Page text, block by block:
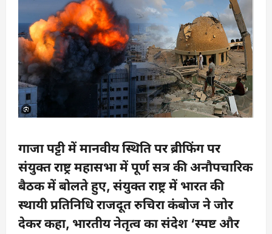
गाजा पट्टी में मानवीय स्थिति पर ब्रीफिंग पर
संयुक्त राष्ट्र महासभा में पूर्ण सत्र की अनौपचारिक
बैठक में बोलते हुए, संयुक्त राष्ट्र में भारत की
स्थायी प्रतिनिधि राजदूत रुचिरा कंबोज ने जोर
देकर कहा, भारतीय नेतृत्व का संदेश ‘स्पष्ट और